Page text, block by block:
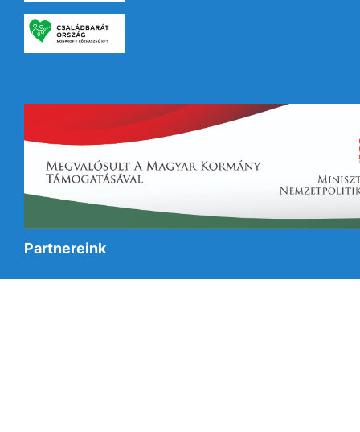
Partnereink